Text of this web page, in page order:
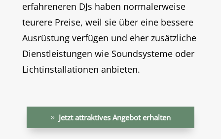
erfahreneren DJs haben normalerweise
teurere Preise, weil sie über eine bessere
Ausrüstung verfügen und eher zusätzliche
Dienstleistungen wie Soundsysteme oder
Lichtinstallationen anbieten.
Jetzt attraktives Angebot erhalten